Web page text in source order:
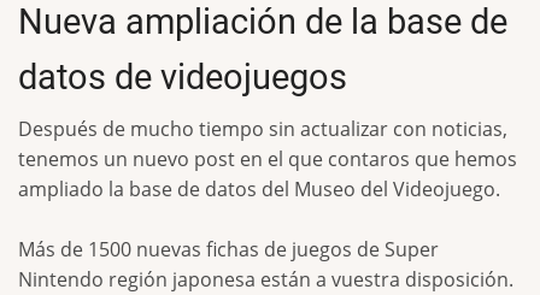
Nueva ampliación de la base de
datos de videojuegos
Después de mucho tiempo sin actualizar con noticias,
tenemos un nuevo post en el que contaros que hemos
ampliado la base de datos del Museo del Videojuego.
Más de 1500 nuevas fichas de juegos de Super
Nintendo región japonesa están a vuestra disposición.